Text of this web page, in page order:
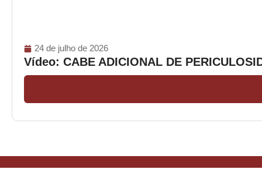
24 de julho de 2026
Vídeo: CABE ADICIONAL DE